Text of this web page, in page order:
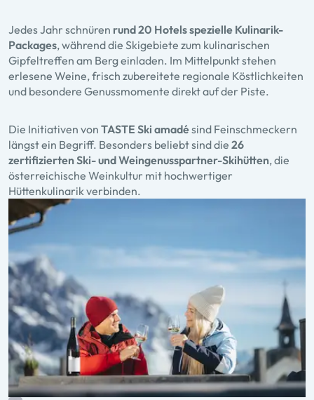
Jedes Jahr schnüren rund 20 Hotels spezielle Kulinarik-
Packages, während die Skigebiete zum kulinarischen
Gipfeltreffen am Berg einladen. Im Mittelpunkt stehen
erlesene Weine, frisch zubereitete regionale Köstlichkeiten
und besondere Genussmomente direkt auf der Piste.
Die Initiativen von TASTE Ski amadésind Feinschmeckern
längst ein Begriff. Besonders beliebt sind die 26
zertifizierten Ski- und Weingenusspartner-Skihütten, die
österreichische Weinkultur mit hochwertiger
Hüttenkulinarik verbinden.